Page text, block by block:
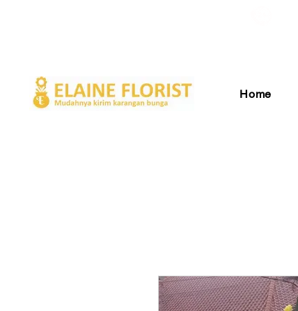
Home